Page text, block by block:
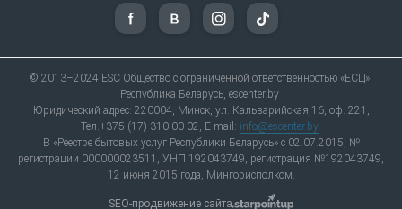
© 2013–2024 ESC Общество с ограниченной ответственностью «ЕСЦ»,
Республика Беларусь, escenter.by
Юридический адрес: 220004, Минск, ул. Кальварийская,16, оф. 221,
Тел.+375 (17) 310-00-02, E-mail: info@escenter.by
В «Реестре бытовых услуг Республики Беларусь» с 02.07.2015, №
регистрации 000000023511, УНП 192043749, регистрация №192043749,
12 июня 2015 года, Мингорисполком.
SEO-продвижение сайта